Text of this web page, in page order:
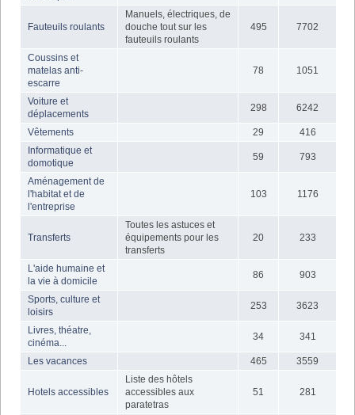
Fauteuils roulants
Manuels, électriques, de
douche tout sur les
fauteuils roulants
495 7702
Coussins et
matelas anti-
escarre
78 1051
Voiture et
déplacements
298 6242
Vêtements 29
416
Informatique et
domotique
59 793
Aménagement de
l'habitat et de
l'entreprise
103 1176
Transferts
Toutes les astuces et
équipements pour les
transferts
20 233
L'aide humaine et
la vie à domicile
86 903
Sports, culture et
loisirs
253 3623
Livres, théatre,
cinéma...
34 341
Les vacances 465 3559
Hotels accessibles
Liste des hôtels
accessibles aux
paratetras
51 281